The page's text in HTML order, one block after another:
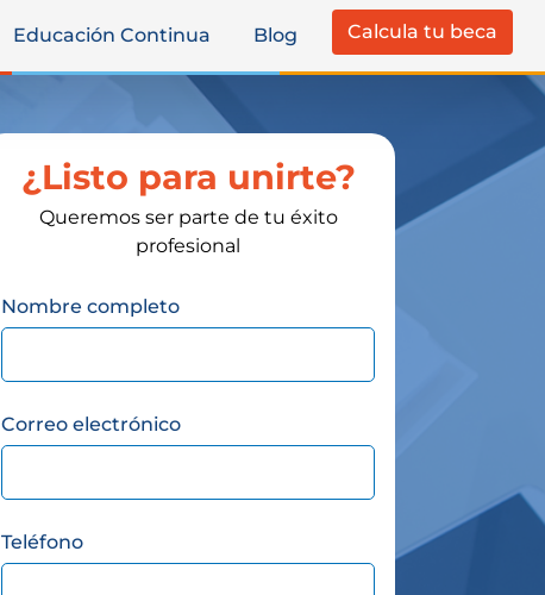
Educación Continua Blog Calcula tu beca
¿Listo para unirte?
Queremos ser parte de tu éxito
profesional
Nombre completo
Correo electrónico
Teléfono